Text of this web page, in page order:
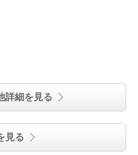
詳細を見る
見る